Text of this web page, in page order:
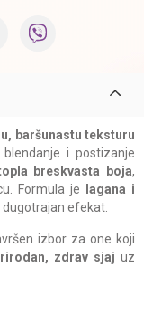
baršunastu teksturu
i postizanje
breskvasta boja,
Formula je
lagana i
dugotrajan efekat.
izbor za one koji
zdrav sjaj uz